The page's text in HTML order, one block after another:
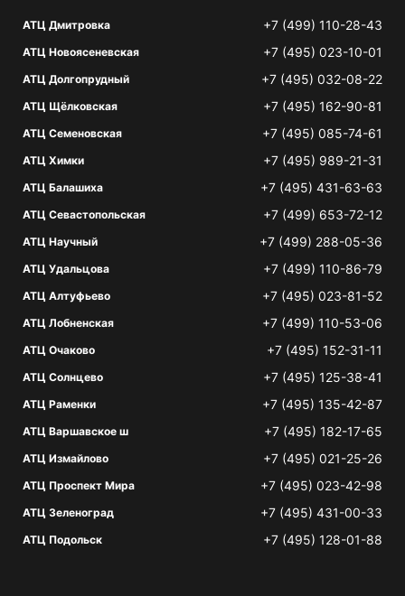
АТЦ Дмитровка +7 (499) 110-28-43
АТЦ Новоясеневская +7 (495) 023-10-01
АТЦ Долгопрудный +7 (495) 032-08-22
АТЦ Щёлковская +7 (495) 162-90-81
АТЦ Семеновская +7 (495) 085-74-61
АТЦ Химки +7 (495) 989-21-31
АТЦ Балашиха +7 (495) 431-63-63
АТЦ Севастопольская +7 (499) 653-72-12
АТЦ Научный +7 (499) 288-05-36
АТЦ Удальцова +7 (499) 110-86-79
АТЦ Алтуфьево +7 (495) 023-81-52
АТЦ Лобненская +7 (499) 110-53-06
АТЦ Очаково +7 (495) 152-31-11
АТЦ Солнцево +7 (495) 125-38-41
АТЦ Раменки +7 (495) 135-42-87
АТЦ Варшавское ш +7 (495) 182-17-65
АТЦ Измайлово +7 (495) 021-25-26
АТЦ Проспект Мира +7 (495) 023-42-98
АТЦ Зеленоград +7 (495) 431-00-33
АТЦ Подольск +7 (495) 128-01-88